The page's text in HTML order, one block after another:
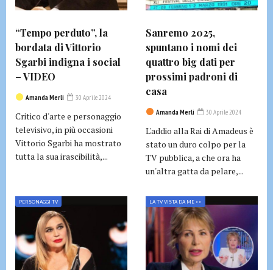
“Tempo perduto”, la
bordata di Vittorio
Sgarbi indigna i social
– VIDEO
Amanda Merli 30 Aprile 2024
Critico d'arte e personaggio
televisivo, in più occasioni
Vittorio Sgarbi ha mostrato
tutta la sua irascibilità,...
Sanremo 2025,
spuntano i nomi dei
quattro big dati per
prossimi padroni di
casa
Amanda Merli 30 Aprile 2024
L'addio alla Rai di Amadeus è
stato un duro colpo per la
TV pubblica, a che ora ha
un'altra gatta da pelare,...
PERSONAGGI TV LA TV VISTA DA ME >>